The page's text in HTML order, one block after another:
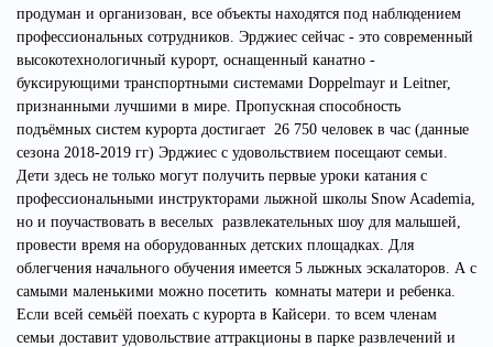
продуман и организован, все объекты находятся под наблюдением
профессиональных сотрудников. Эрджиес сейчас - это современный
высокотехнологичный курорт, оснащенный канатно -
буксирующими транспортными системами Doppelmayr и Leitner,
признанными лучшими в мире. Пропускная способность
подъёмных систем курорта достигает 26 750 человек в час (данные
сезона 2018-2019 гг) Эрджиес с удовольствием посещают семьи.
Дети здесь не только могут получить первые уроки катания с
профессиональными инструкторами лыжной школы Snow Academia,
но и поучаствовать в веселых развлекательных шоу для малышей,
провести время на оборудованных детских площадках. Для
облегчения начального обучения имеется 5 лыжных эскалаторов. А с
самыми маленькими можно посетить комнаты матери и ребенка.
Если всей семьёй поехать с курорта в Кайсери. то всем членам
семьи доставит удовольствие аттракционы в парке развлечений и